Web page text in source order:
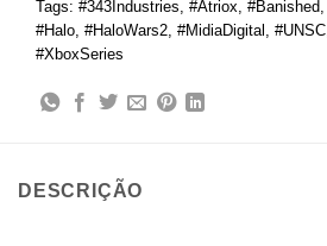
Tags: #343Industries #Atriox #Banished
#Halo #HaloWars2 #MidiaDigital #UNSC
#XboxSeries
DESCRIÇÃO